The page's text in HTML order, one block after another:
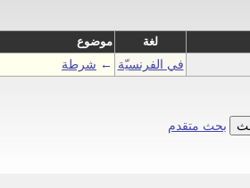
موضوع
لغة
← شرطة في الفرنسيّة
بحث متقدم